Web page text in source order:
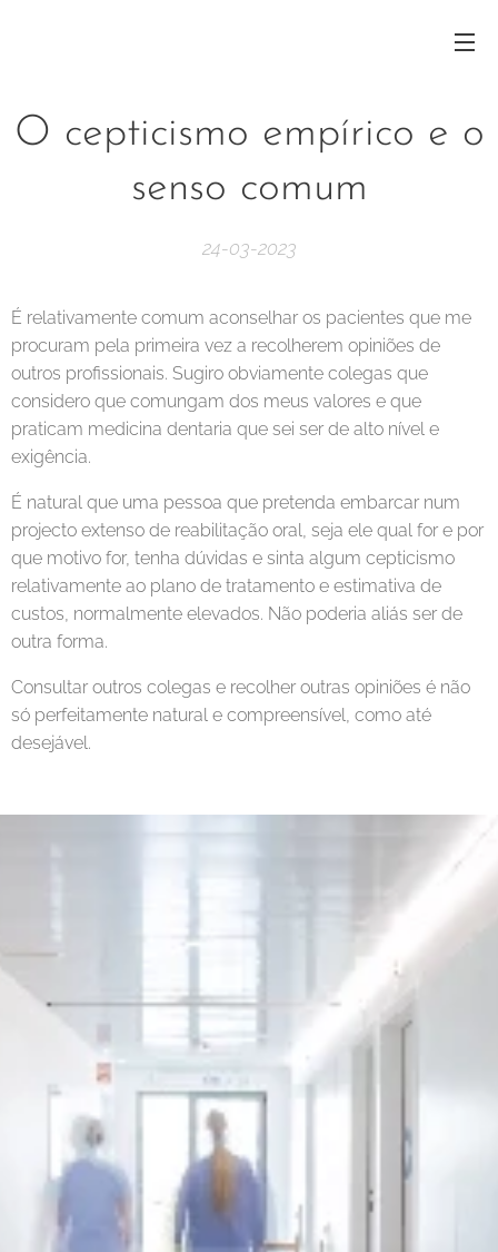
O cepticismo empírico e o
senso comum
24-03-2023
É relativamente comum aconselhar os pacientes que me
procuram pela primeira vez a recolherem opiniões de
outros profissionais. Sugiro obviamente colegas que
considero que comungam dos meus valores e que
praticam medicina dentaria que sei ser de alto nível e
exigência.
É natural que uma pessoa que pretenda embarcar num
projecto extenso de reabilitação oral, seja ele qual for e por
que motivo for, tenha dúvidas e sinta algum cepticismo
relativamente ao plano de tratamento e estimativa de
custos, normalmente elevados. Não poderia aliás ser de
outra forma.
Consultar outros colegas e recolher outras opiniões é não
só perfeitamente natural e compreensível, como até
desejável.